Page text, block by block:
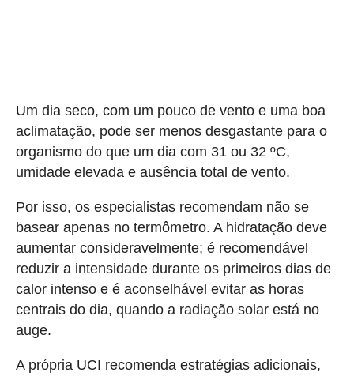
Um dia seco, com um pouco de vento e uma boa
aclimatação, pode ser menos desgastante para o
organismo do que um dia com 31 ou 32 ºC,
umidade elevada e ausência total de vento.
Por isso, os especialistas recomendam não se
basear apenas no termômetro. A hidratação deve
aumentar consideravelmente; é recomendável
reduzir a intensidade durante os primeiros dias de
calor intenso e é aconselhável evitar as horas
centrais do dia, quando a radiação solar está no
auge.
A própria UCI recomenda estratégias adicionais,